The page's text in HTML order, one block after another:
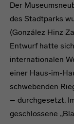
Der
des Stadtparks
(González Hinz
Entwurf hatte
internationalen
einer Haus-im-
schwebenden
– durchgesetzt.
geschlossene